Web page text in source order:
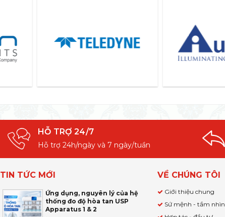
HỖ TRỢ 24/7
Hỗ trợ 24h/ngày và 7 ngày/tuần
TIN TỨC MỚI
Ứng dụng, nguyên lý của hệ
thống đo độ hòa tan USP
Apparatus 1 & 2
VỀ CHÚNG TÔI
Giới thiệu chung
Sứ mệnh - tầm nhìn